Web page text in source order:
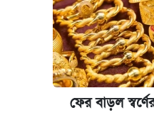
ফের বাড়ল